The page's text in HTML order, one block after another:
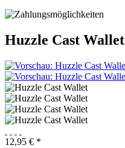
Huzzle Cast Wallet
12,95 € *